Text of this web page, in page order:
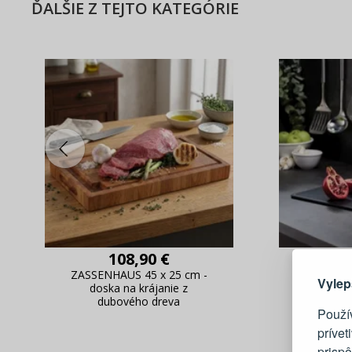
ĎALŠIE Z TEJTO KATEGÓRIE
108,90 €
ZASSENHAUS 45 x 25 cm -
doska na krájanie z
dubového dreva
4 ks -
Tu je